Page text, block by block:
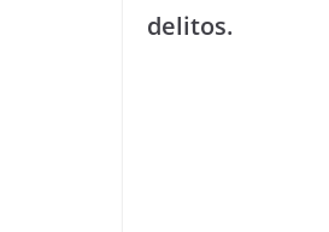
delitos.